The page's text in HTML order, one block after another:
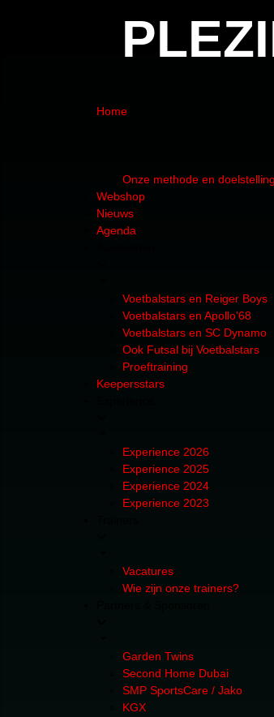
Home
Onze methode en
Webshop
Nieuws
Agenda
Voetbalstars en Reiger Boys
Voetbalstars en Apollo'68
Voetbalstars en SC Dynamo
Ook Futsal bij Voetbalstars
Proeftraining
Keepersstars
Experience 2026
Experience 2025
Experience 2024
Experience 2023
Vacatures
Wie zijn onze trainers?
Garden Twins
Second Home Dubai
SMP SportsCare / Jako
KGX